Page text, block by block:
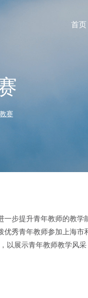
首页
赛
步提升青年教师的教
秀青年教师参加上海
以展示青年教师教学风